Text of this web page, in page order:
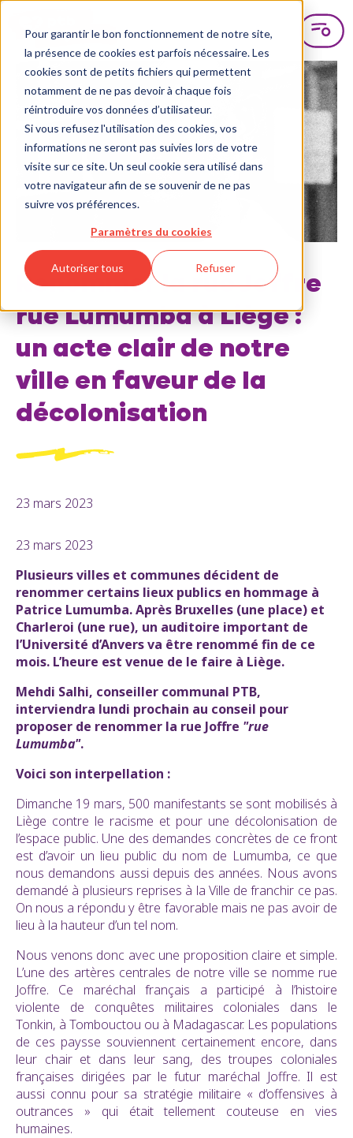
Pour garantir le bon fonctionnement de notre site,
la présence de cookies est parfois nécessaire. Les
cookies sont de petits fichiers qui permettent
notamment de ne pas devoir à chaque fois
réintroduire vos données d’utilisateur.
Si vous refusez l'utilisation des cookies, vos
informations ne seront pas suivies lors de votre
visite sur ce site. Un seul cookie sera utilisé dans
votre navigateur afin de se souvenir de ne pas
suivre vos préférences.
Paramètres du cookies
Autoriser tous Refuser
Renommer la rue Joffre
rue Lumumba à Liège :
un acte clair de notre
ville en faveur de la
décolonisation
23 mars 2023
23 mars 2023
Plusieurs villes et communes décident de
renommer certains lieux publics en hommage à
Patrice Lumumba. Après Bruxelles (une place) et
Charleroi (une rue), un auditoire important de
l’Université d’Anvers va être renommé fin de ce
mois. L’heure est venue de le faire à Liège.
Mehdi Salhi, conseiller communal PTB,
interviendra lundi prochain au conseil pour
proposer de renommer la rue Joffre "rue
Lumumba".
Voici son interpellation :
Dimanche 19 mars, 500 manifestants se sont mobilisés à
Liège contre le racisme et pour une décolonisation de
l’espace public. Une des demandes concrètes de ce front
est d’avoir un lieu public du nom de Lumumba, ce que
nous demandons aussi depuis des années. Nous avons
demandé à plusieurs reprises à la Ville de franchir ce pas.
On nous a répondu y être favorable mais ne pas avoir de
lieu à la hauteur d’un tel nom.
Nous venons donc avec une proposition claire et simple.
L’une des artères centrales de notre ville se nomme rue
Joffre. Ce maréchal français a participé à l’histoire
violente de conquêtes militaires coloniales dans le
Tonkin, à Tombouctou ou à Madagascar. Les populations
de ces paysse souviennent certainement encore, dans
leur chair et dans leur sang, des troupes coloniales
françaises dirigées par le futur maréchal Joffre. Il est
aussi connu pour sa stratégie militaire « d’offensives à
outrances » qui était tellement couteuse en vies
humaines.